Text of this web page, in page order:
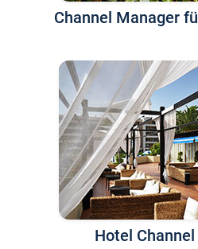
Channel Manager
Hotel